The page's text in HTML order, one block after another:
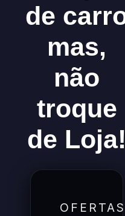
de
mas,
não
troque
de Loja!
OFERTAS